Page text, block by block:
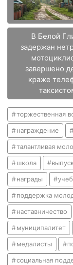
В Белой
задержан
завершено
краже
торжественная
награждение
талантливая
школа
награды
поддержка
наставничество
муниципалитет
медалисты
социальная